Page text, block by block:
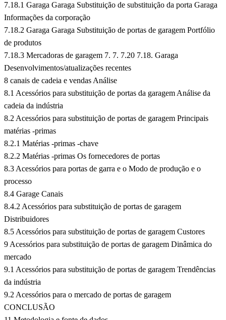
7.18.1 Garaga Garaga Substituição de substituição da porta Garaga
Informações da corporação
7.18.2 Garaga Garaga Substituição de portas de garagem Portfólio
de produtos
7.18.3 Mercadoras de garagem 7. 7. 7.20 7.18. Garaga
Desenvolvimentos/atualizações recentes
8 canais de cadeia e vendas Análise
8.1 Acessórios para substituição de portas da garagem Análise da
cadeia da indústria
8.2 Acessórios para substituição de portas de garagem Principais
matérias -primas
8.2.1 Matérias -primas -chave
8.2.2 Matérias -primas Os fornecedores de portas
8.3 Acessórios para portas de garra e o Modo de produção e o
processo
8.4 Garage Canais
8.4.2 Acessórios para substituição de portas de garagem
Distribuidores
8.5 Acessórios para substituição de portas de garagem Custores
9 Acessórios para substituição de portas de garagem Dinâmica do
mercado
9.1 Acessórios para substituição de portas de garagem Trendências
da indústria
9.2 Acessórios para o mercado de portas de garagem
CONCLUSÃO